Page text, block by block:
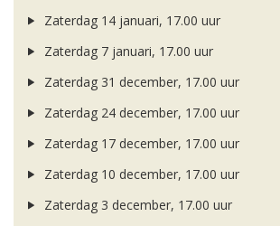
Zaterdag 14 januari, 17.00 uur
Zaterdag 7 januari, 17.00 uur
Zaterdag 31 december, 17.00 uur
Zaterdag 24 december, 17.00 uur
Zaterdag 17 december, 17.00 uur
Zaterdag 10 december, 17.00 uur
Zaterdag 3 december, 17.00 uur